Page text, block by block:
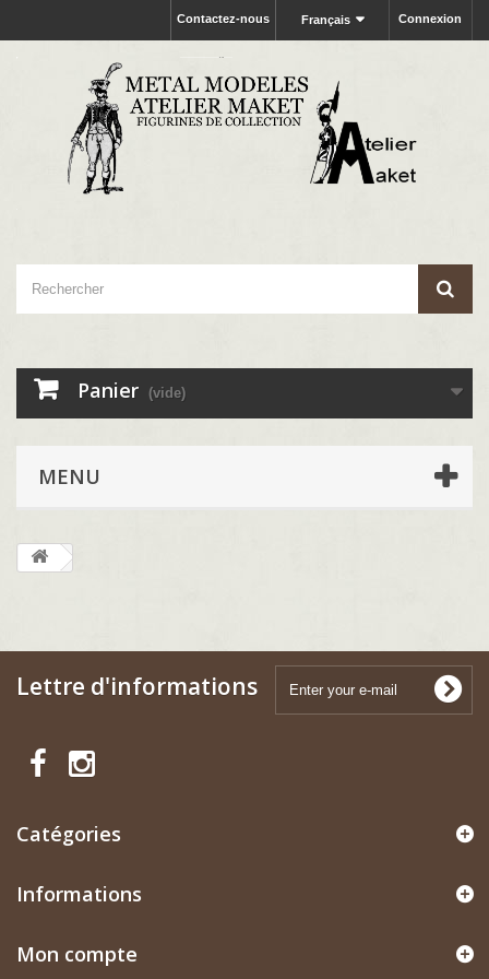
Connexion
Français
Contactez-nous
Panier (vide)
MENU
Lettre d'informations
Catégories
Informations
Mon compte